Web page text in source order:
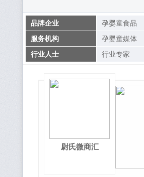
品牌企业 孕婴童食品
服务机构
孕婴童媒体
行业人士
行业专家
尉氏微商汇